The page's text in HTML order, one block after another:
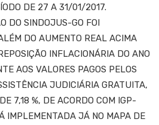
DE 27 A 31/01/2017.
DO SINDOJUS-GO FOI
DO AUMENTO REAL ACIMA
INFLACIONÁRIA DO ANO
AOS VALORES PAGOS PELOS
JUDICIÁRIA GRATUITA,
7,18 %, DE ACORDO COM IGP-
IMPLEMENTADA JÁ NO MAPA DE